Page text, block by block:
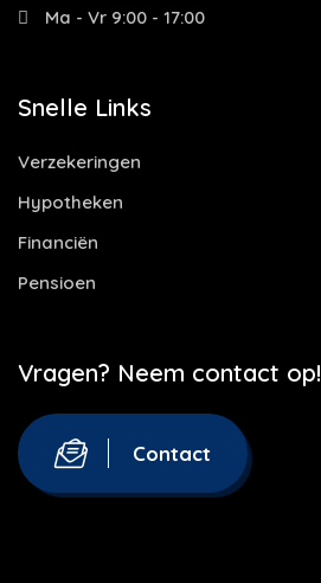
Ma - Vr 9:00 - 17:00
Snelle Links
Verzekeringen
Hypotheken
Financiën
Pensioen
Vragen? Neem contact op!
Contact